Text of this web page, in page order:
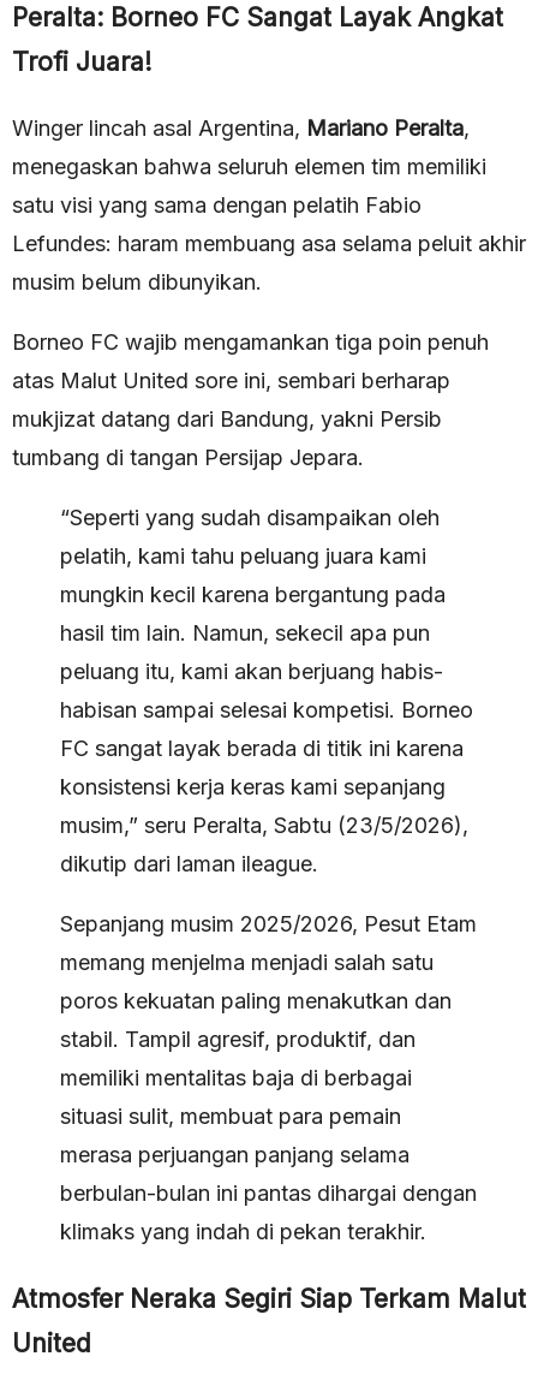
Peralta: Borneo FC Sangat Layak Angkat
Trofi Juara!
Winger lincah asal Argentina, Mariano Peralta,
menegaskan bahwa seluruh elemen tim memiliki
satu visi yang sama dengan pelatih Fabio
Lefundes: haram membuang asa selama peluit akhir
musim belum dibunyikan.
Borneo FC wajib mengamankan tiga poin penuh
atas Malut United sore ini, sembari berharap
mukjizat datang dari Bandung, yakni Persib
tumbang di tangan Persijap Jepara.
“Seperti yang sudah disampaikan oleh
pelatih, kami tahu peluang juara kami
mungkin kecil karena bergantung pada
hasil tim lain. Namun, sekecil apa pun
peluang itu, kami akan berjuang habis-
habisan sampai selesai kompetisi. Borneo
FC sangat layak berada di titik ini karena
konsistensi kerja keras kami sepanjang
musim,” seru Peralta, Sabtu (23/5/2026),
dikutip dari laman ileague.
Sepanjang musim 2025/2026, Pesut Etam
memang menjelma menjadi salah satu
poros kekuatan paling menakutkan dan
stabil. Tampil agresif, produktif, dan
memiliki mentalitas baja di berbagai
situasi sulit, membuat para pemain
merasa perjuangan panjang selama
berbulan-bulan ini pantas dihargai dengan
klimaks yang indah di pekan terakhir.
Atmosfer Neraka Segiri Siap Terkam Malut
United